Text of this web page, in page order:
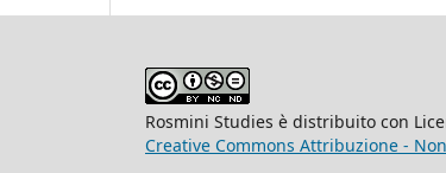
Rosmini Studies è distribuito con
Creative Commons Attribuzione -